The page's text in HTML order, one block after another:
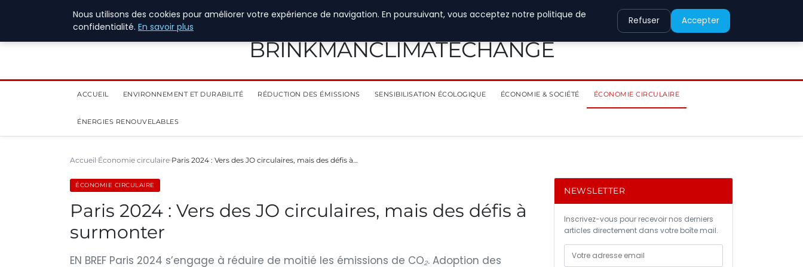
28 juillet 2026
BRINKMANCLIMATECHANGE
ACCUEIL ENVIRONNEMENT ET DURABILITÉ RÉDUCTION DES ÉMISSIONS SENSIBILISATION ÉCOLOGIQUE ÉCONOMIE & SOCIÉTÉ ÉCONOMIE CIRCULAIRE
ÉNERGIES RENOUVELABLES
Accueil Économie circulaire Paris 2024 : Vers des JO circulaires, mais des défis à…
ÉCONOMIE CIRCULAIRE
Paris 2024 : Vers des JO circulaires, mais des défis à
surmonter
EN BREF Paris 2024 s’engage à réduire de moitié les émissions de CO₂. Adoption des
NEWSLETTER
Inscrivez-vous pour recevoir nos derniers
articles directement dans votre boîte mail.
Nous utilisons des cookies pour améliorer votre expérience de navigation. En poursuivant, vous acceptez notre politique de
confidentialité. En savoir plus
Refuser Accepter